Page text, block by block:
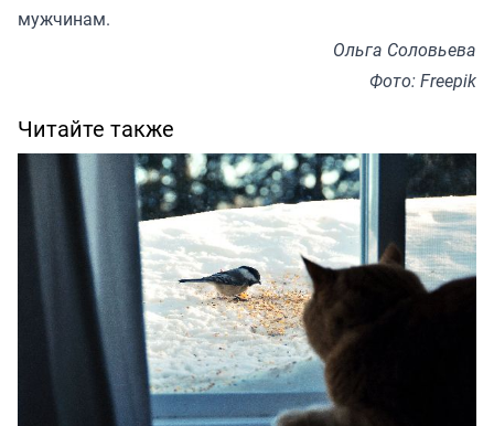
мужчинам.
Ольга Соловьева
Фото: Freepik
Читайте также